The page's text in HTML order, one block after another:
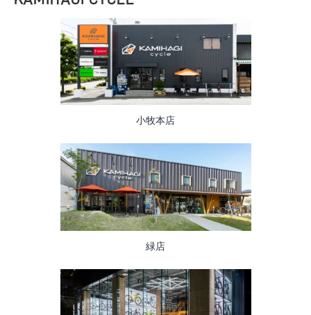
小牧本店
緑店